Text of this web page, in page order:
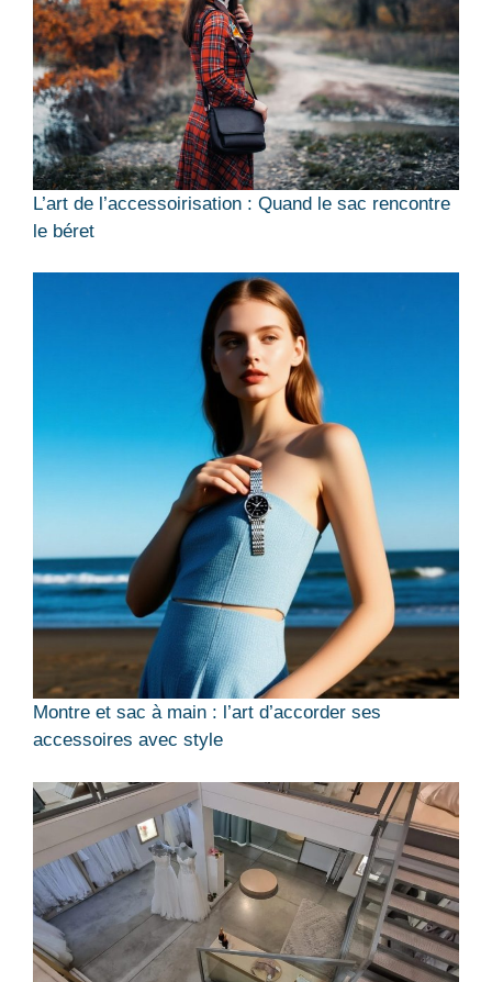
L’art de l’accessoirisation : Quand le sac rencontre
le béret
Montre et sac à main : l’art d’accorder ses
accessoires avec style